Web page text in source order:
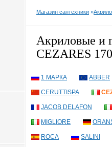
Магазин сантехники »
Акриловые
CEZARES
1 МАРКА ABBER
CERUTTISPA
JACOB DELAFON
MIGLIORE
ROCA SALINI